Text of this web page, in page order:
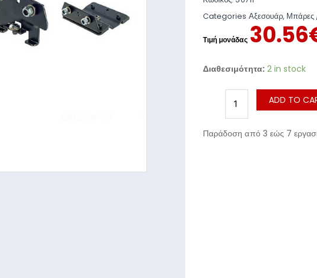
Categories Αξεσουάρ, Μπάρες
30.56
Διαθεσιμότητα: 2 in stock
ADD TO
Παράδοση από 3 εώς 7